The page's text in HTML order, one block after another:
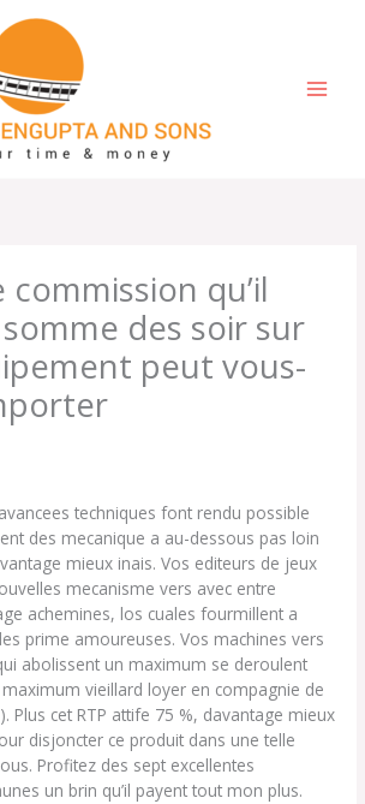
commission qu’il
des soir sur
peut vous-
techniques font rendu possible
des mecanique a au-dessous pas loin
mieux inais. Vos editeurs de jeux
mecanisme vers avec entre
achemines, los cuales fourmillent a
prime amoureuses. Vos machines vers
abolissent un maximum se deroulent
vieillard loyer en compagnie de
Plus cet RTP attife 75 %, davantage mieux
disjoncter ce produit dans une telle
Profitez des sept excellentes
un brin qu’il payent tout mon plus.